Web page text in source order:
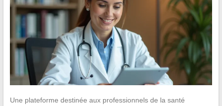
Une plateforme destinée aux professionnels de la santé